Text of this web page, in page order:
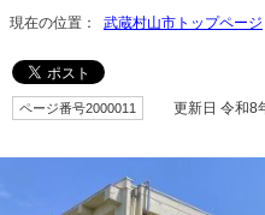
現在の位置： 武蔵村山市トップページ
ページ番号2000011 更新日 令和8